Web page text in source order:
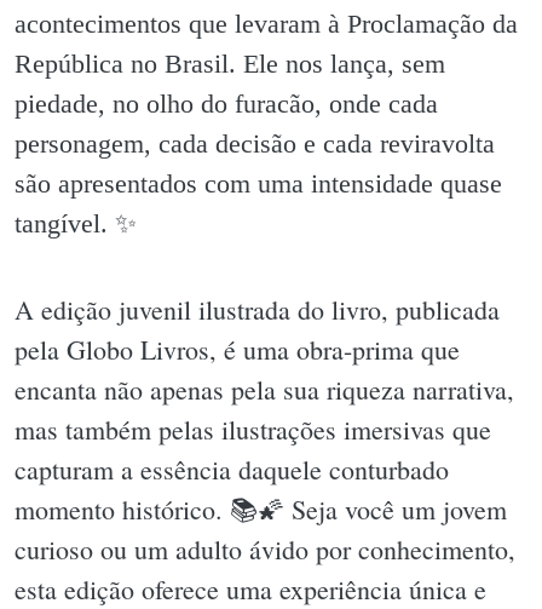
acontecimentos que levaram à Proclamação da
República no Brasil. Ele nos lança, sem
piedade, no olho do furacão, onde cada
personagem, cada decisão e cada reviravolta
são apresentados com uma intensidade quase
tangível. ✨️
A edição juvenil ilustrada do livro, publicada
pela Globo Livros, é uma obra-prima que
encanta não apenas pela sua riqueza narrativa,
mas também pelas ilustrações imersivas que
capturam a essência daquele conturbado
momento histórico. 📚🌠 Seja você um jovem
curioso ou um adulto ávido por conhecimento,
esta edição oferece uma experiência única e